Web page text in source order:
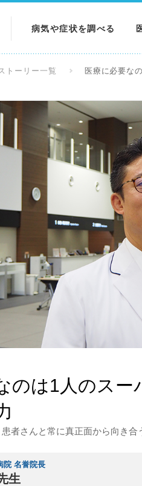
病気や症状を調べる
検査を調べる
トーリー一覧 医療に必要な
のは1人のスー
者さんと常に真正面から向き合
院 名誉院長
生